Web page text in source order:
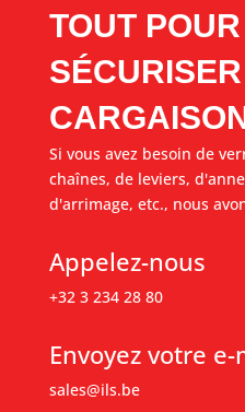
TOUT POUR
Si vous avez besoin de
chaînes, de leviers,
d'arrimage, etc., nous
Appelez-nous
+32 3 234 28 80
Envoyez votre e-
sales@ils.be